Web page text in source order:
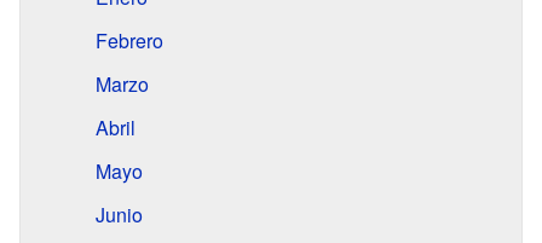
Febrero
Marzo
Abril
Mayo
Junio